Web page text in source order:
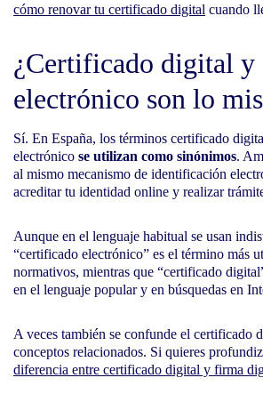
cómo renovar tu certificado digital cuando
¿Certificado digital y
electrónico son lo
Sí. En España, los términos certificado
electrónico se utilizan como sinónimos.
al mismo mecanismo de identificación
acreditar tu identidad online y realizar
Aunque en el lenguaje habitual se usan
“certificado electrónico” es el término más
normativos, mientras que “certificado
en el lenguaje popular y en búsquedas en
A veces también se confunde el certificado
conceptos relacionados. Si quieres
diferencia entre certificado digital y firma